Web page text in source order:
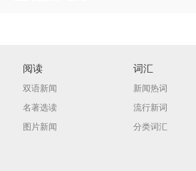
阅读
双语新闻
名著选读
图片新闻
词汇
新闻热词
流行新词
分类词汇